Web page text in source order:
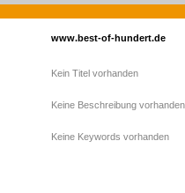
www.best-of-hundert.de
Kein Titel vorhanden
Keine Beschreibung vorhanden
Keine Keywords vorhanden